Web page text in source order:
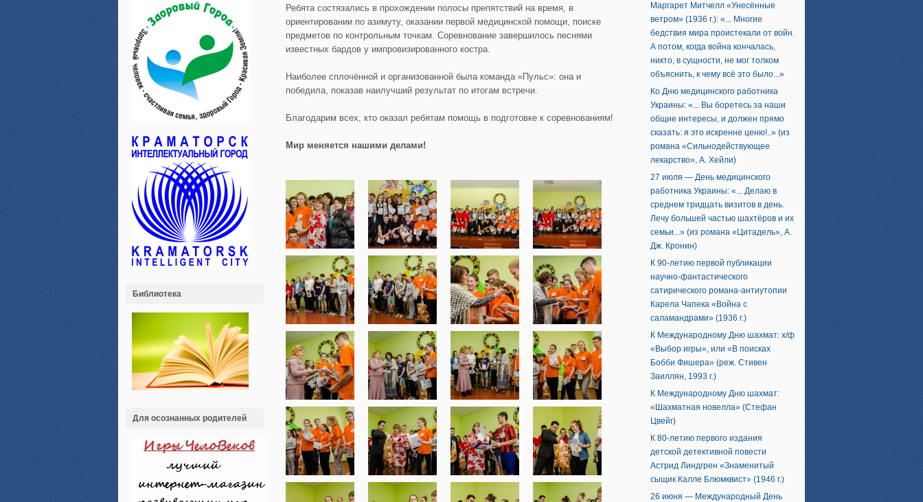
Библиотека
Для осознанных родителей
Ребята состязались в прохождении полосы препятствий на время, в
ориентировании по азимуту, оказании первой медицинской помощи, поиске
предметов по контрольным точкам. Соревнование завершилось песнями
известных бардов у импровизированного костра.
Наиболее сплочённой и организованной была команда «Пульс»: она и
победила, показав наилучший результат по итогам встречи.
Благодарим всех, кто оказал ребятам помощь в подготовке к соревнованиям!
Мир меняется нашими делами!
Маргарет Митчелл «Унесённые
ветром» (1936 г.): «... Многие
бедствия мира проистекали от войн.
А потом, когда война кончалась,
никто, в сущности, не мог толком
объяснить, к чему всё это было...»
Ко Дню медицинского работника
Украины: «... Вы боретесь за наши
общие интересы, и должен прямо
сказать: я это искренне ценю!..» (из
романа «Сильнодействующее
лекарство», А. Хейли)
27 июля — День медицинского
работника Украины: «... Делаю в
среднем тридцать визитов в день.
Лечу большей частью шахтёров и их
семьи...» (из романа «Цитадель», А.
Дж. Кронин)
К 90-летию первой публикации
научно-фантастического
сатирического романа-антиутопии
Карела Чапека «Война с
саламандрами» (1936 г.)
К Международному Дню шахмат: х/ф
«Выбор игры», или «В поисках
Бобби Фишера» (реж. Стивен
Заиллян, 1993 г.)
К Международному Дню шахмат:
«Шахматная новелла» (Стефан
Цвейг)
К 80-летию первого издания
детской детективной повести
Астрид Линдгрен «Знаменитый
сыщик Калле Блюмквист» (1946 г.)
26 июня — Международный День